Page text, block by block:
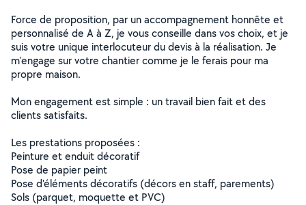
Force de proposition, par un accompagnement honnête et
personnalisé de A à Z, je vous conseille dans vos choix, et je
suis votre unique interlocuteur du devis à la réalisation. Je
m'engage sur votre chantier comme je le ferais pour ma
propre maison.
Mon engagement est simple : un travail bien fait et des
clients satisfaits.
Les prestations proposées :
Peinture et enduit décoratif
Pose de papier peint
Pose d'éléments décoratifs (décors en staff, parements)
Sols (parquet, moquette et PVC)